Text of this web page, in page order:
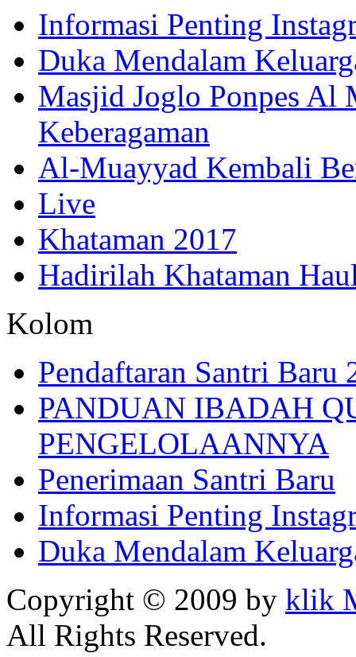
Informasi Penting
Duka Mendalam
Masjid Joglo Ponpes Al
Keberagaman
Al-Muayyad Kembali
Live
Khataman 2017
Hadirilah Khataman
Kolom
Pendaftaran Santri Baru
PANDUAN IBADAH
PENGELOLAANNYA
Penerimaan Santri Baru
Informasi Penting
Duka Mendalam
Copyright © 2009 by klik
All Rights Reserved.